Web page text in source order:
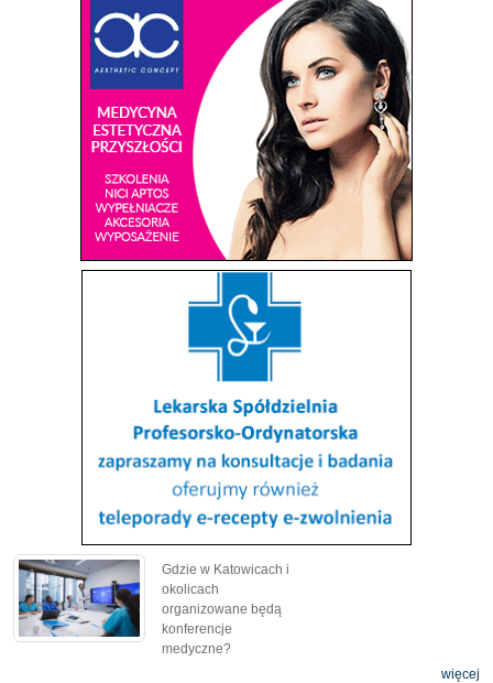
Gdzie w Katowicach i
okolicach
organizowane będą
konferencje
medyczne?
więcej